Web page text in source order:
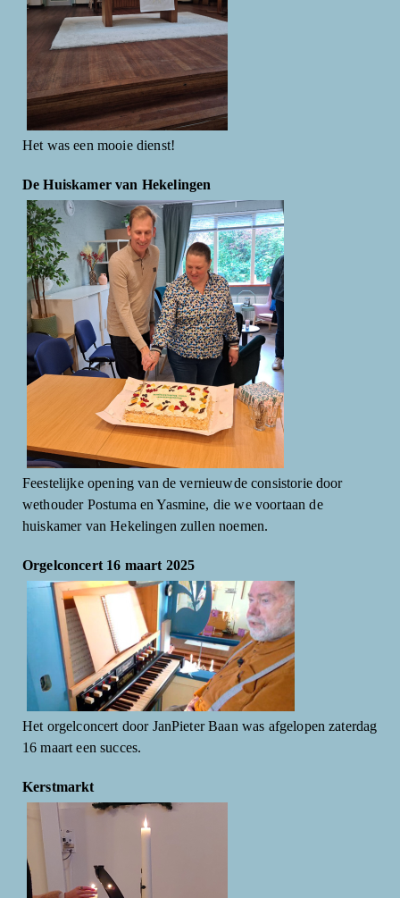
Het was een mooie dienst!
De Huiskamer van Hekelingen
Feestelijke opening van de vernieuwde consistorie door
wethouder Postuma en Yasmine, die we voortaan de
huiskamer van Hekelingen zullen noemen.
Orgelconcert 16 maart 2025
Het orgelconcert door JanPieter Baan was afgelopen zaterdag
16 maart een succes.
Kerstmarkt